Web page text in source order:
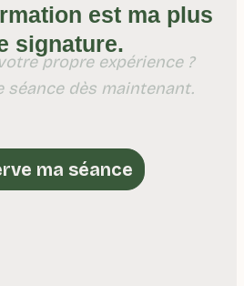
est ma plus
signature.
propre expérience ?
séance dès maintenant.
ma séance